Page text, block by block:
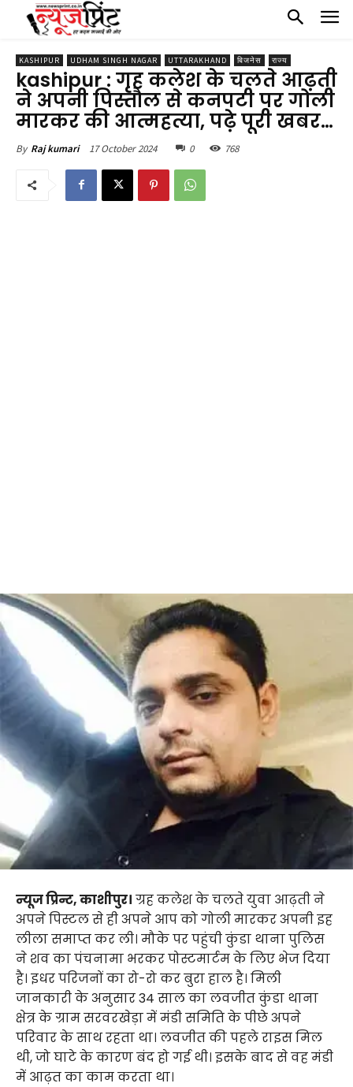
KASHIPUR UDHAM SINGH NAGAR UTTARAKHAND बिजनेस राज्य
kashipur : गृह कलेश के चलते आढ़ती
ने अपनी पिस्तौल से कनपटी पर गोली
मारकर की आत्महत्या, पढ़े पूरी खबर…
By Raj kumari 17 October 2024 0 768
न्यूज प्रिन्ट, काशीपुर। ग्रह कलेश के चलते युवा आढ़ती ने
अपने पिस्टल से ही अपने आप को गोली मारकर अपनी इह
लीला समाप्त कर ली। मौके पर पहुंची कुंडा थाना पुलिस
ने शव का पंचनामा भरकर पोस्टमार्टम के लिए भेज दिया
है। इधर परिजनों का रो-रो कर बुरा हाल है। मिली
जानकारी के अनुसार 34 साल का लवजीत कुंडा थाना
क्षेत्र के ग्राम सरवरखेड़ा में मंडी समिति के पीछे अपने
परिवार के साथ रहता था। लवजीत की पहले राइस मिल
थी, जो घाटे के कारण बंद हो गई थी। इसके बाद से वह मंडी
में आढ़त का काम करता था।